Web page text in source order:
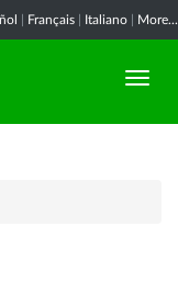
Français Italiano More...